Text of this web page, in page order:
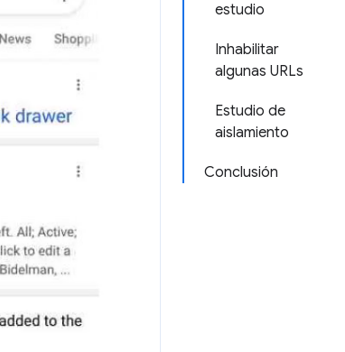
estudio
Inhabilitar
algunas URLs
Estudio de
aislamiento
Conclusión